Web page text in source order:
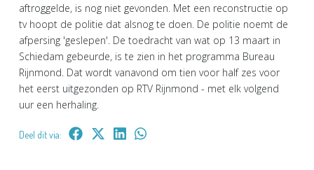
aftroggelde, is nog niet gevonden. Met een reconstructie op
tv hoopt de politie dat alsnog te doen. De politie noemt de
afpersing 'geslepen'. De toedracht van wat op 13 maart in
Schiedam gebeurde, is te zien in het programma Bureau
Rijnmond. Dat wordt vanavond om tien voor half zes voor
het eerst uitgezonden op RTV Rijnmond - met elk volgend
uur een herhaling.
Deel dit via: